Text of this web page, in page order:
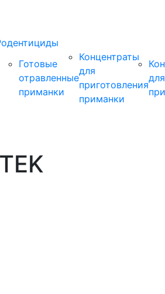
Готовые
отравленные
приманки
Концентраты
для
приготовления
приманки
для